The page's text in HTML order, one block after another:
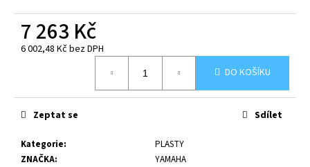
7 263 Kč
6 002,48 Kč bez DPH
DO KOŠÍKU
Kategorie:
PLASTY
ZNAČKA:
YAMAHA
Zeptat se Sdílet
D
p
u